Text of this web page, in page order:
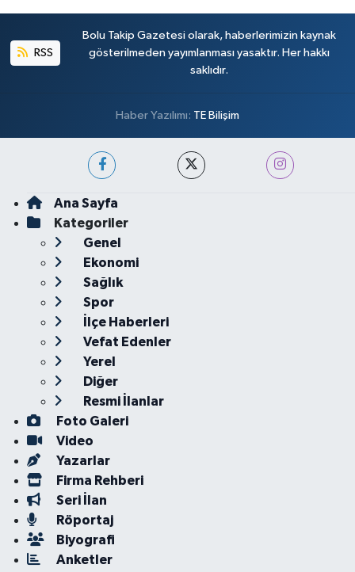
RSS
Bolu Takip Gazetesi olarak, haberlerimizin kaynak
gösterilmeden yayımlanması yasaktır. Her hakkı
saklıdır.
Haber Yazılımı: TE Bilişim
Ana Sayfa
Kategoriler
Genel
Ekonomi
Sağlık
Spor
İlçe Haberleri
Vefat Edenler
Yerel
Diğer
Resmi İlanlar
Foto Galeri
Video
Yazarlar
Firma Rehberi
Seri İlan
Röportaj
Biyografi
Anketler